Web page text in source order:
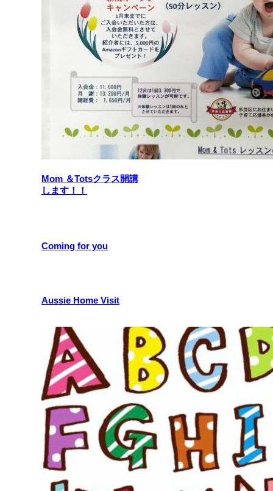
Mom ＆Totsクラス開講
します！！
Coming for you
Aussie Home Visit